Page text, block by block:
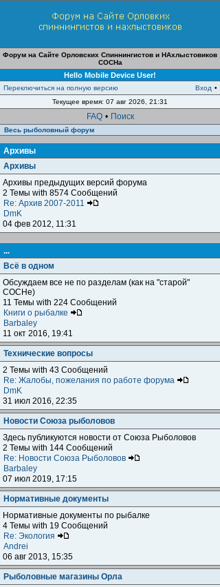
Форум на Сайте Орловских Спиннингистов и НАхлыстовиков
СОСНа
Hello Mobile Device User!
Переключиться на полную версию Вход •
Текущее время: 07 авг 2026, 21:31
FAQ • Поиск
Весь рыболовный форум
Архивы
Архивы
Архивы предыдущих версий форума
2 Темы with 8574 Сообщений
Re: Архив 2007-2011
DmK
04 фев 2012, 11:31
...
Всё в одном
Обсуждаем все не по разделам (как на "старой"
СОСНе)
11 Темы with 224 Сообщений
Книги о рыбалке
Barbaley
11 окт 2016, 19:41
Технические вопросы
2 Темы with 43 Сообщений
Re: Жалобы, пожелания по работе форума
DmK
31 июл 2016, 22:35
Новости Союза рыболовов
Здесь публикуются новости от Союза Рыболовов
2 Темы with 144 Сообщений
Re: Новости Союза Рыболовов
Barbaley
07 июл 2019, 17:15
Нормативные документы
Нормативные документы по рыбалке
4 Темы with 19 Сообщений
Re: Экология
Andrei
06 авг 2013, 15:35
Рыболовные магазины Орла